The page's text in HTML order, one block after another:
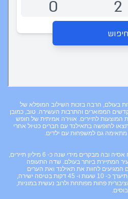
בעולם, הרבה בזכות השילוב המופלא של
המפוארים והתרבות העשירה. טוב, כמובן
המוצעות לתיירים. אווירה אמיתית של חופש
לחופשה בתאילנד עם חברים כטיול אחרי
גם למשפחות עם ילדים.
תאילנד היא מדינה השוכנת בדרום-מזרח אסיה ובה מבקרים מידי שנה כ- 6 מיליון תיירים,
המתיירת ביותר בעולם. שדה התעופה
המגיעים לחוות את תאילנד ואת הערים
המרכזיות שלה. טיסה לתאילנד לבנגקוק תיערך כ- 10 שעות ו- 45 דקות בטיסה ישירה,
פחות מפותחת ולרוב נעשית במוניות,